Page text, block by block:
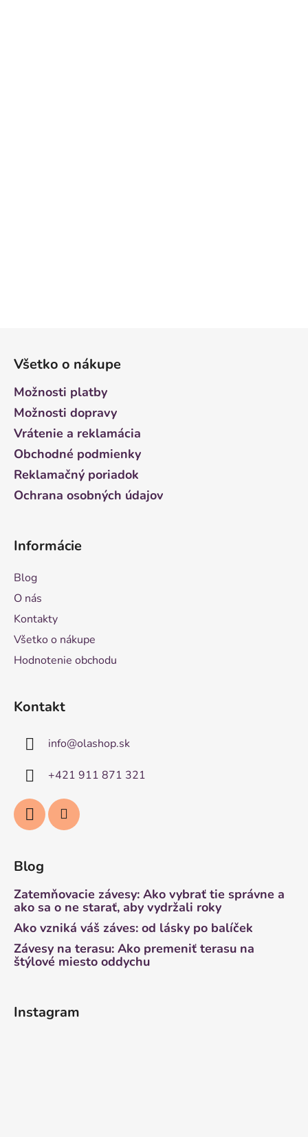
Všetko o nákupe
Možnosti platby
Možnosti dopravy
Vrátenie a reklamácia
Obchodné podmienky
Reklamačný poriadok
Ochrana osobných údajov
Informácie
Blog
O nás
Kontakty
Všetko o nákupe
Hodnotenie obchodu
Kontakt
info@olashop.sk
+421 911 871 321
Blog
Zatemňovacie závesy: Ako vybrať tie správne a
ako sa o ne starať, aby vydržali roky
Ako vzniká váš záves: od lásky po balíček
Závesy na terasu: Ako premeniť terasu na
štýlové miesto oddychu
Instagram